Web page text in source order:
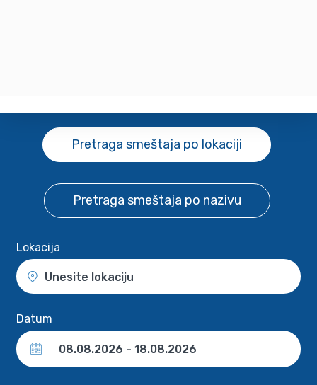
Pretraga smeštaja po lokaciji
Pretraga smeštaja po nazivu
Lokacija
Unesite lokaciju
Datum